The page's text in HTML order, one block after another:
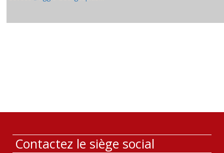
Contactez le siège social